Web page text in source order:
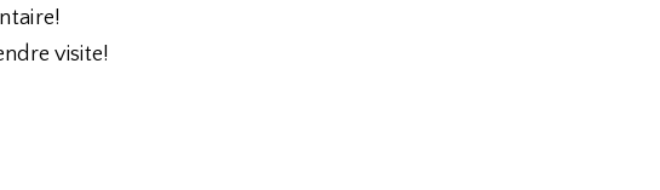
visite!